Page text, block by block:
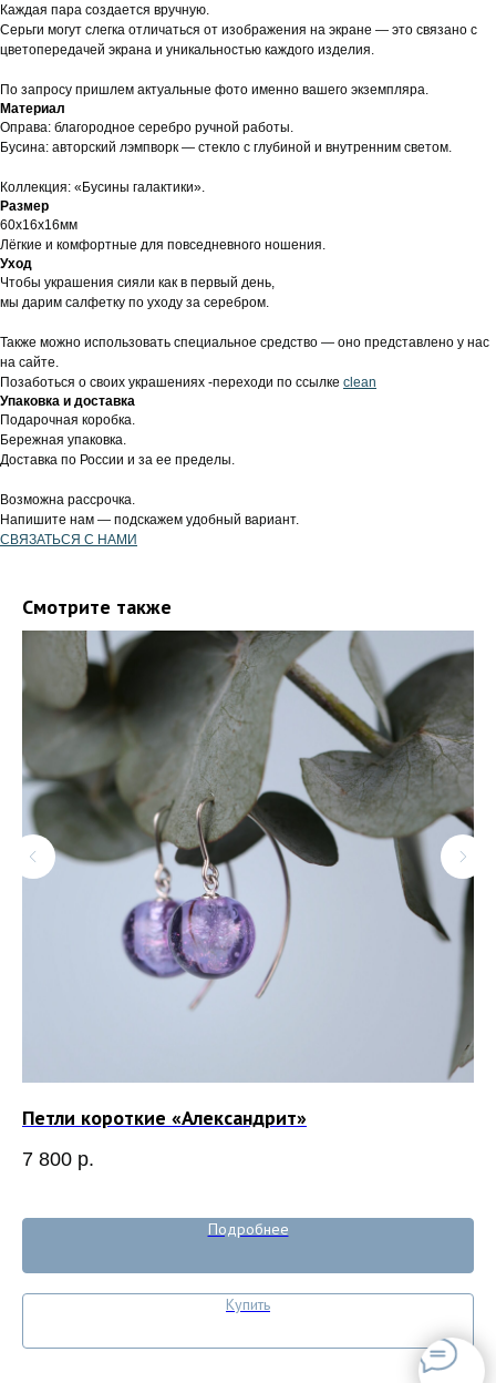
Каждая пара создается вручную.
Серьги могут слегка отличаться от изображения на экране — это связано с
цветопередачей экрана и уникальностью каждого изделия.
По запросу пришлем актуальные фото именно вашего экземпляра.
Материал
Оправа: благородное серебро ручной работы.
Бусина: авторский лэмпворк — стекло с глубиной и внутренним светом.
Коллекция: «Бусины галактики».
Размер
60х16х16мм
Лёгкие и комфортные для повседневного ношения.
Уход
Чтобы украшения сияли как в первый день,
мы дарим салфетку по уходу за серебром.
Также можно использовать специальное средство — оно представлено у нас
на сайте.
Позаботься о своих украшениях -переходи по ссылке clean
Упаковка и доставка
Подарочная коробка.
Бережная упаковка.
Доставка по России и за ее пределы.
Возможна рассрочка.
Напишите нам — подскажем удобный вариант.
СВЯЗАТЬСЯ С НАМИ
Смотрите также
Петли короткие «Александрит»
7 800 р.
Подробнее
Купить